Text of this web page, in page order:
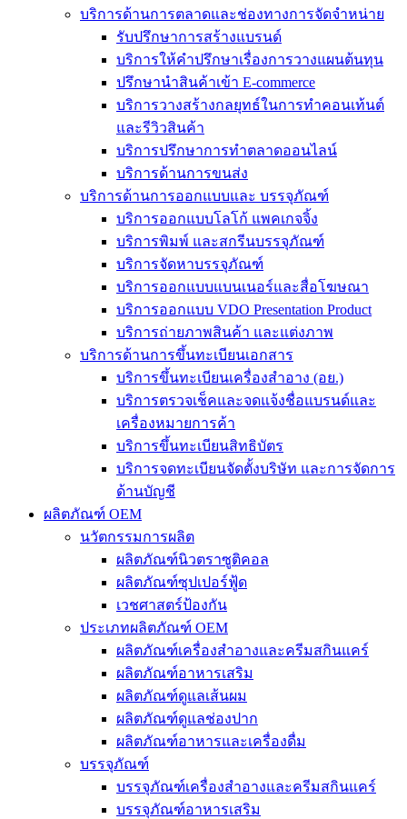
บริการด้านการตลาดและช่องทางการจัดจำหน่าย
รับปรึกษาการสร้างแบรนด์
บริการให้คำปรึกษาเรื่องการวางแผนต้นทุน
ปรึกษานำสินค้าเข้า E-commerce
บริการวางสร้างกลยุทธ์ในการทำคอนเท้นต์
และรีวิวสินค้า
บริการปรึกษาการทำตลาดออนไลน์
บริการด้านการขนส่ง
บริการด้านการออกแบบและ บรรจุภัณฑ์
บริการออกแบบโลโก้ แพคเกจจิ้ง
บริการพิมพ์ และสกรีนบรรจุภัณฑ์
บริการจัดหาบรรจุภัณฑ์
บริการออกแบบแบนเนอร์และสื่อโฆษณา
บริการออกแบบ VDO Presentation Product
บริการถ่ายภาพสินค้า และแต่งภาพ
บริการด้านการขึ้นทะเบียนเอกสาร
บริการขึ้นทะเบียนเครื่องสำอาง (อย.)
บริการตรวจเช็คและจดแจ้งชื่อแบรนด์และ
เครื่องหมายการค้า
บริการขึ้นทะเบียนสิทธิบัตร
บริการจดทะเบียนจัดตั้งบริษัท และการจัดการ
ด้านบัญชี
ผลิตภัณฑ์ OEM
นวัตกรรมการผลิต
ผลิตภัณฑ์นิวตราซูติคอล
ผลิตภัณฑ์ซุปเปอร์ฟู้ด
เวชศาสตร์ป้องกัน
ประเภทผลิตภัณฑ์ OEM
ผลิตภัณฑ์เครื่องสำอางและครีมสกินแคร์
ผลิตภัณฑ์อาหารเสริม
ผลิตภัณฑ์ดูแลเส้นผม
ผลิตภัณฑ์ดูแลช่องปาก
ผลิตภัณฑ์อาหารและเครื่องดื่ม
บรรจุภัณฑ์
บรรจุภัณฑ์เครื่องสำอางและครีมสกินแคร์
บรรจุภัณฑ์อาหารเสริม